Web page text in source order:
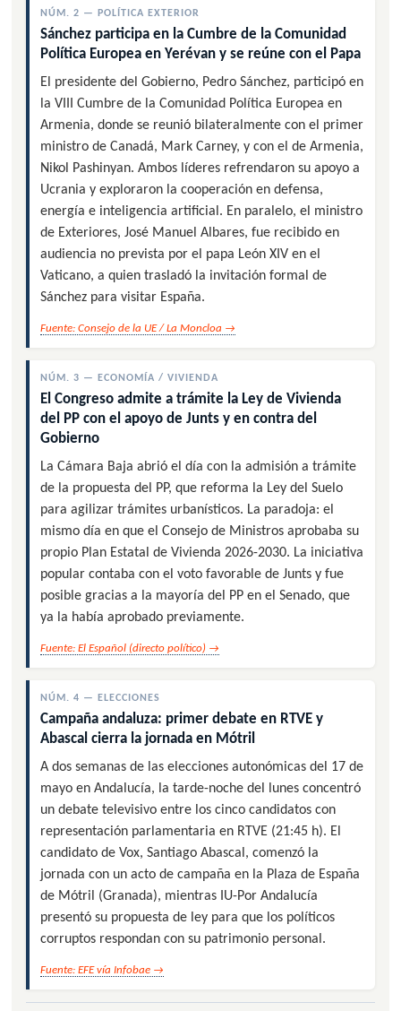
NÚM. 2 — POLÍTICA EXTERIOR
Sánchez participa en la Cumbre de la Comunidad
Política Europea en Yerévan y se reúne con el Papa
El presidente del Gobierno, Pedro Sánchez, participó en
la VIII Cumbre de la Comunidad Política Europea en
Armenia, donde se reunió bilateralmente con el primer
ministro de Canadá, Mark Carney, y con el de Armenia,
Nikol Pashinyan. Ambos líderes refrendaron su apoyo a
Ucrania y exploraron la cooperación en defensa,
energía e inteligencia artificial. En paralelo, el ministro
de Exteriores, José Manuel Albares, fue recibido en
audiencia no prevista por el papa León XIV en el
Vaticano, a quien trasladó la invitación formal de
Sánchez para visitar España.
Fuente: Consejo de la UE / La Moncloa →
NÚM. 3 — ECONOMÍA / VIVIENDA
El Congreso admite a trámite la Ley de Vivienda
del PP con el apoyo de Junts y en contra del
Gobierno
La Cámara Baja abrió el día con la admisión a trámite
de la propuesta del PP, que reforma la Ley del Suelo
para agilizar trámites urbanísticos. La paradoja: el
mismo día en que el Consejo de Ministros aprobaba su
propio Plan Estatal de Vivienda 2026-2030. La iniciativa
popular contaba con el voto favorable de Junts y fue
posible gracias a la mayoría del PP en el Senado, que
ya la había aprobado previamente.
Fuente: El Español (directo político) →
NÚM. 4 — ELECCIONES
Campaña andaluza: primer debate en RTVE y
Abascal cierra la jornada en Mótril
A dos semanas de las elecciones autonómicas del 17 de
mayo en Andalucía, la tarde-noche del lunes concentró
un debate televisivo entre los cinco candidatos con
representación parlamentaria en RTVE (21:45 h). El
candidato de Vox, Santiago Abascal, comenzó la
jornada con un acto de campaña en la Plaza de España
de Mótril (Granada), mientras IU-Por Andalucía
presentó su propuesta de ley para que los políticos
corruptos respondan con su patrimonio personal.
Fuente: EFE vía Infobae →